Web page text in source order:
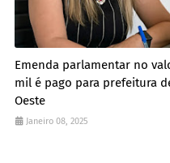
Emenda parlamentar no
mil é pago para prefeitura
Oeste
Janeiro 08, 2025